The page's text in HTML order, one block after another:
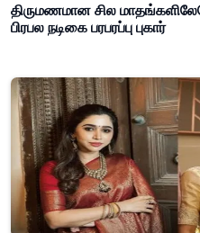
திருமணமான சில
பிரபல நடிகை பரபரப்பு புகார்